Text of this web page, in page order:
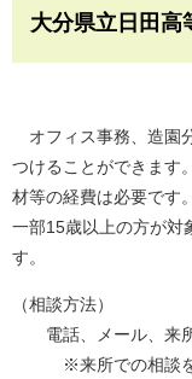
大分県立日田高
オフィス事務、造園
つけることができます
材等の経費は必要です
一部15歳以上の方が対
す。
（相談方法）
電話、メール、来
※来所での相談を希